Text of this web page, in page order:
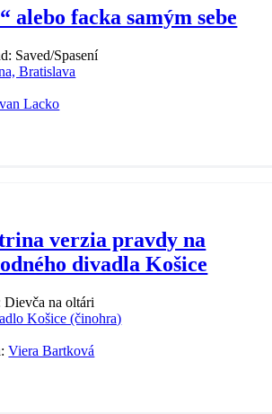
alebo facka samým sebe
Saved/Spasení
Bratislava
Lacko
verzia pravdy na
divadla Košice
Dievča na oltári
Košice (činohra)
Viera Bartková